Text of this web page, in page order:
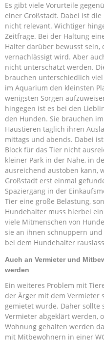
Es gibt viele Vorurteile
einer Großstadt. Dabei ist die
nicht relevant. Wichtiger
Zeitfrage. Bei der Haltung
Halter darüber bewusst sein,
vernachlässigt wird. Aber
nicht unterschätzt werden.
brauchen unterschiedlich viel
im Aquarium den kleinsten
wenigsten Sorgen
hingegen ist es bei den
den Hunden. Sie brauchen
Haustieren täglich ihren
mittags und abends. Dabei
Block für das Tier nicht
kleiner Park in der Nähe, in
ausreichend austoben kann,
Großstadt erst einmal
Spaziergang in der
Tier eine große Belastung,
Hundehalter muss hierbei
viele Mitmenschen von
sie an ihnen schnuppern
bei dem Hundehalter
Auch an Vermieter und
werden
Ein weiteres Problem mit
der Ärger mit dem Vermieter
gemietet wurde. Daher sollte
Vermieter abgeklärt werden,
Wohnung gehalten werden
mit Mitbewohnern in einer